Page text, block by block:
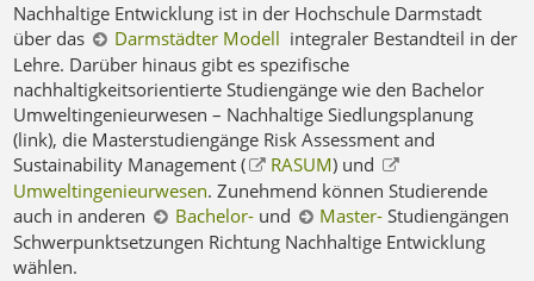
Nachhaltige Entwicklung ist in der Hochschule Darmstadt
über das
Darmstädter Modell integraler Bestandteil in der
Lehre. Darüber hinaus gibt es spezifische
nachhaltigkeitsorientierte Studiengänge wie den Bachelor
Umweltingenieurwesen – Nachhaltige Siedlungsplanung
(link), die Masterstudiengänge Risk Assessment and
Sustainability Management (
RASUM) und
Umweltingenieurwesen. Zunehmend können Studierende
auch in anderen
Bachelor-und Master-Studiengängen
Schwerpunktsetzungen Richtung Nachhaltige Entwicklung
wählen.